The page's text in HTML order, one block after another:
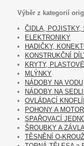
Výběr z kategorií
ČIDLA, POJISTKY,
ELEKTRONIKY
HADIČKY,
KONSTRUKČNÍ
KRYTY,
MLÝNKY
NÁDOBY NA VODU
NÁDOBY NA
OVLÁDACÍ
POHONY A
SPAŘOVACÍ
ŠROUBKY A
TĚSNĚNÍ O-